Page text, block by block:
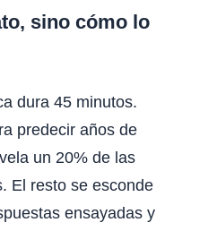
sino cómo lo
dura 45 minutos.
predecir años de
un 20% de las
El resto se esconde
ensayadas y